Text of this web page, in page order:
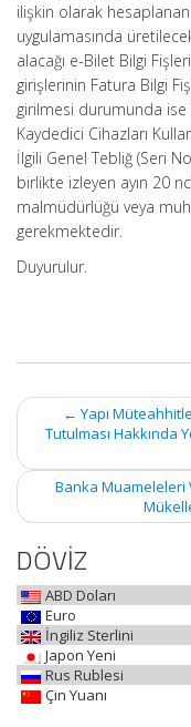
ilişkin olarak
uygulamasında
alacağı e-Bilet Bilgi
girişlerinin Fatura Bilgi
girilmesi durumunda ise
Kaydedici Cihazları
İlgili Genel Tebliğ (Seri
birlikte izleyen ayın 20
malmüdürlüğü veya
gerekmektedir.
Duyurulur.
Post
navigation
← Yapı
Tutulması Hakkında
Banka Muameleleri
DÖVİZ
ABD Doları
Euro
İngiliz Sterlini
Japon Yeni
Rus Rublesi
Çin Yuanı